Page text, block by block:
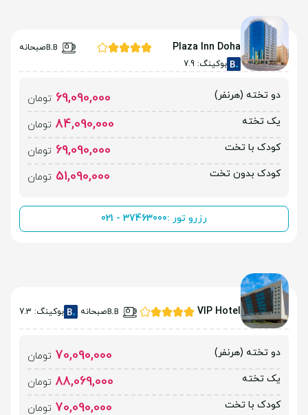
Plaza Inn Doha
صبحانه
بوکینگ: 7.9
دو تخته (هرنفر) 69,090,000 تومان
یک تخته
84,090,000 تومان
کودک با تخت
69,090,000 تومان
کودک بدون تخت
51,090,000 تومان
رزرو تور :021 - 37463000
VIP Hotel صبحانه بوکینگ: 7.3
دو تخته (هرنفر) 70,090,000 تومان
یک تخته
88,069,000 تومان
کودک با تخت
70,090,000 تومان